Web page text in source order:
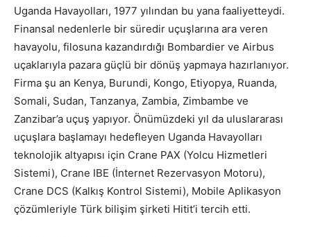
Uganda Havayolları, 1977 yılından bu yana faaliyetteydi.
Finansal nedenlerle bir süredir uçuşlarına ara veren
havayolu, filosuna kazandırdığı Bombardier ve Airbus
uçaklarıyla pazara güçlü bir dönüş yapmaya hazırlanıyor.
Firma şu an Kenya, Burundi, Kongo, Etiyopya, Ruanda,
Somali, Sudan, Tanzanya, Zambia, Zimbambe ve
Zanzibar’a uçuş yapıyor. Önümüzdeki yıl da uluslararası
uçuşlara başlamayı hedefleyen Uganda Havayolları
teknolojik altyapısı için Crane PAX (Yolcu Hizmetleri
Sistemi), Crane IBE (İnternet Rezervasyon Motoru),
Crane DCS (Kalkış Kontrol Sistemi), Mobile Aplikasyon
çözümleriyle Türk bilişim şirketi Hitit’i tercih etti.